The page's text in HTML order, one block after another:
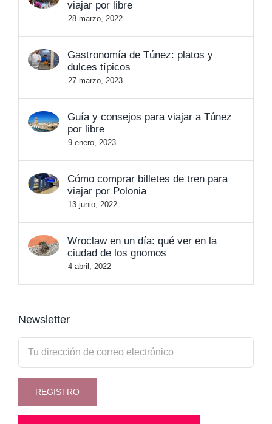
viajar por libre
28 marzo, 2022
Gastronomía de Túnez: platos y
dulces típicos
27 marzo, 2023
Guía y consejos para viajar a Túnez
por libre
9 enero, 2023
Cómo comprar billetes de tren para
viajar por Polonia
13 junio, 2022
Wroclaw en un día: qué ver en la
ciudad de los gnomos
4 abril, 2022
Newsletter